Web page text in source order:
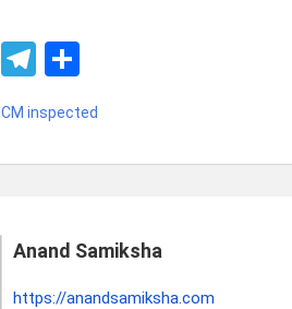
X
T
e
gr
ar
e
CM inspected
Anand Samiksha
https://anandsamiksha.com